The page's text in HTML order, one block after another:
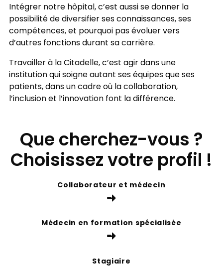
Intégrer notre hôpital, c’est aussi se donner la
possibilité de diversifier ses connaissances, ses
compétences, et pourquoi pas évoluer vers
d’autres fonctions durant sa carrière.
Travailler à la Citadelle, c’est agir dans une
institution qui soigne autant ses équipes que ses
patients, dans un cadre où la collaboration,
l’inclusion et l’innovation font la différence.
Que cherchez-vous ?
Choisissez votre profil !
Collaborateur et médecin
Médecin en formation spécialisée
Stagiaire